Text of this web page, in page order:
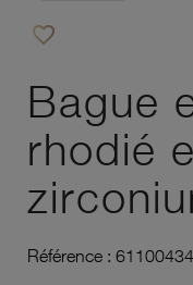
favorite_border
Bague
rhodié
Référence : 61100434